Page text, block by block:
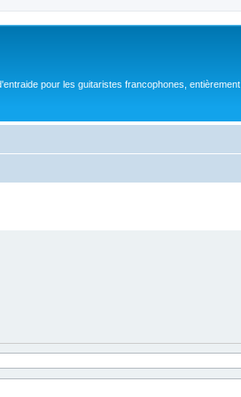
pour les guitaristes francophones, entièrement